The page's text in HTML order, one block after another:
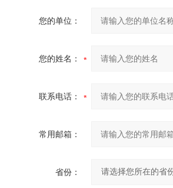
您的单位：
您的姓名：
联系电话：
常用邮箱：
省份：